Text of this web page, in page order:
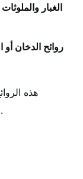
الغبار والملوثات
روائح الدخان
هذه
الحساسية أو عدم الراحة في الجهاز التنفسي.